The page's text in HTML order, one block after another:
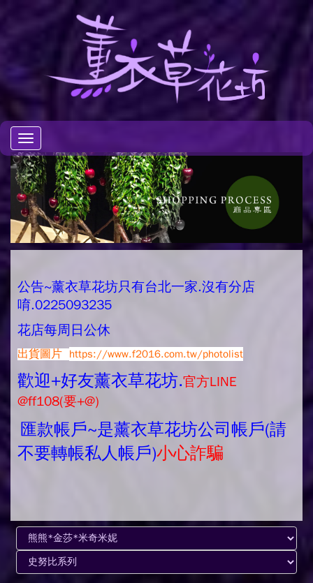
Toggle
navigation
公告~薰衣草花坊只有台北一家.沒有分店
唷.0225093235
花店每周日公休
出貨圖片 https://www.f2016.com.tw/photolist
歡迎+好友薰衣草花坊.官方LINE
@ff108(要+@)
匯款帳戶~是薰衣草花坊公司帳戶(請
不要轉帳私人帳戶)小心詐騙